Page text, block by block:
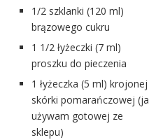
1/2 szklanki (120 ml)
brązowego cukru
1 1/2 łyżeczki (7 ml)
proszku do pieczenia
1 łyżeczka (5 ml) krojonej
skórki pomarańczowej (ja
używam gotowej ze
sklepu)